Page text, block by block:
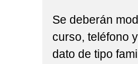
Se deberán
curso, teléfono
dato de tipo